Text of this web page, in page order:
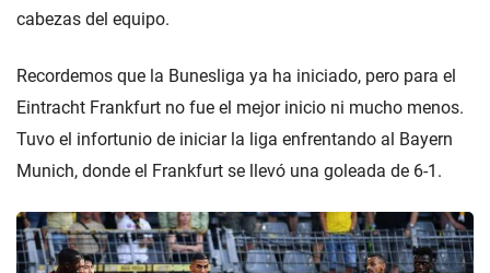
cabezas del equipo.
Recordemos que la Bunesliga ya ha iniciado, pero para el
Eintracht Frankfurt no fue el mejor inicio ni mucho menos.
Tuvo el infortunio de iniciar la liga enfrentando al Bayern
Munich, donde el Frankfurt se llevó una goleada de 6-1.